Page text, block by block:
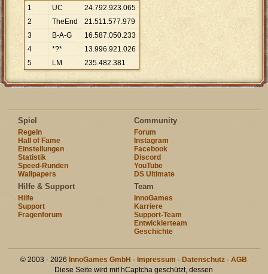
1
UC 24.792.923.065
2
TheEnd 21.511.577.979
3
B-A-G 16.587.050.233
4
*?* 13.996.921.026
5
LM 235.482.381
Spiel
Regeln
Hall of Fame
Einstellungen
Statistik
Speed-Runden
Wallpapers
Community
Forum
Instagram
Facebook
Discord
YouTube
DS Ultimate
Hilfe & Support
Hilfe
Support
Fragenforum
Team
InnoGames
Karriere
Support-Team
Entwicklerteam
Geschichte
© 2003 - 2026 InnoGames GmbH · Impressum · Datenschutz ·AGB
Diese Seite wird mit hCaptcha geschützt, dessen